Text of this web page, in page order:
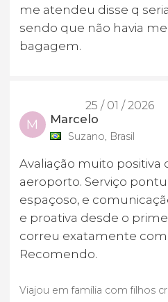
me atendeu disse q
sendo que não havia
bagagem.
25 / 01 / 2026
M Marcelo
Suzano, Brasil
Avaliação muito positiva
aeroporto. Serviço
espaçoso, e
e proativa desde o
correu exatamente
Recomendo.
Viajou em família com filhos